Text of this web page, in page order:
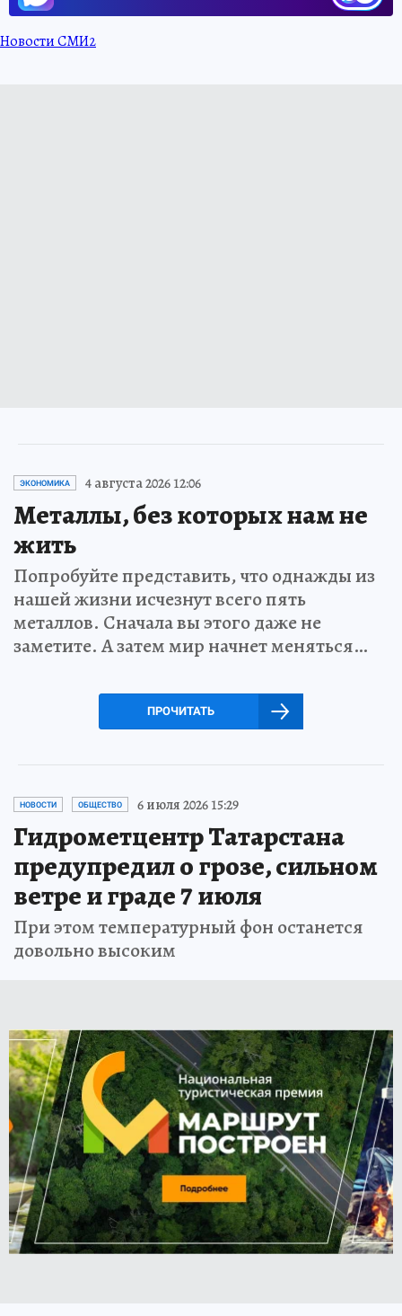
Новости СМИ2
ЭКОНОМИКА 4 августа 2026 12:06
Металлы, без которых нам не
жить
Попробуйте представить, что однажды из
нашей жизни исчезнут всего пять
металлов. Сначала вы этого даже не
заметите. А затем мир начнет меняться…
ПРОЧИТАТЬ
НОВОСТИ ОБЩЕСТВО 6 июля 2026 15:29
Гидрометцентр Татарстана
предупредил о грозе, сильном
ветре и граде 7 июля
При этом температурный фон останется
довольно высоким